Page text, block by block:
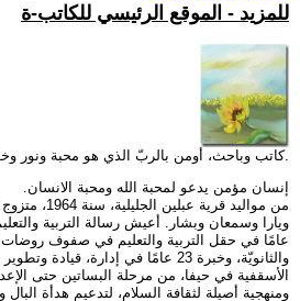
للمزيد - الموقع الرئيسي للكاتب-ة
كاتب وباحث، أومن بالربّ الذي هو محبة ونور وخلاص.
إنسان مؤمن يدعو لمحبة الله ومحبة الانسان.
من مواليد قرية
عامًا في حقل التربية والتعليم في صفوف روضات
والثانويّة، وخبرة 23 عامًا في إدارة،
الأسقفية في حيفا، من مرحلة البساتين حتى
ومنهجية أصيلة لثقافة السلام، لتدعيم هدأة البال